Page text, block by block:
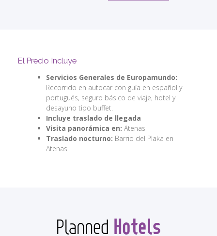
El Precio Incluye
Servicios Generales de Europamundo:
Recorrido en autocar con guía en español y
portugués, seguro básico de viaje, hotel y
desayuno tipo buffet.
Incluye traslado de llegada
Visita panorámica en: Atenas
Traslado nocturno: Barrio del Plaka en
Atenas
Planned Hotels